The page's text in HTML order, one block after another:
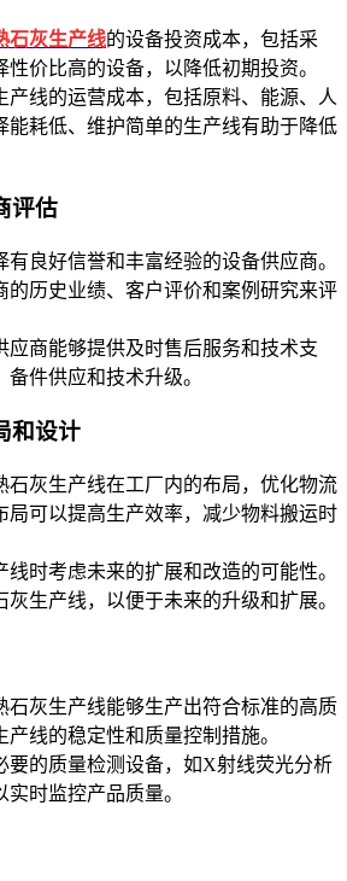
石灰生产线的设备投资成本，包括采
价比高的设备，以降低初期投资。
线的运营成本，包括原料、能源、人
能耗低、维护简单的生产线有助于降低
估
好信誉和丰富经验的设备供应商。
的历史业绩、客户评价和案例研究来评
商能够提供及时售后服务和技术支
件供应和技术升级。
设计
石灰生产线在工厂内的布局，优化物流
局可以提高生产效率，减少物料搬运时
考虑未来的扩展和改造的可能性。
灰生产线，以便于未来的升级和扩展。
石灰生产线能够生产出符合标准的高质
线的稳定性和质量控制措施。
的质量检测设备，如X射线荧光分析
时监控产品质量。